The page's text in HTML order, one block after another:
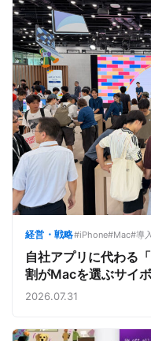
経営・戦略#iPhone#Mac#導
自社アプリに代わる
割がMacを選ぶサイ
【今週のAppleビジネ
2026.07.31